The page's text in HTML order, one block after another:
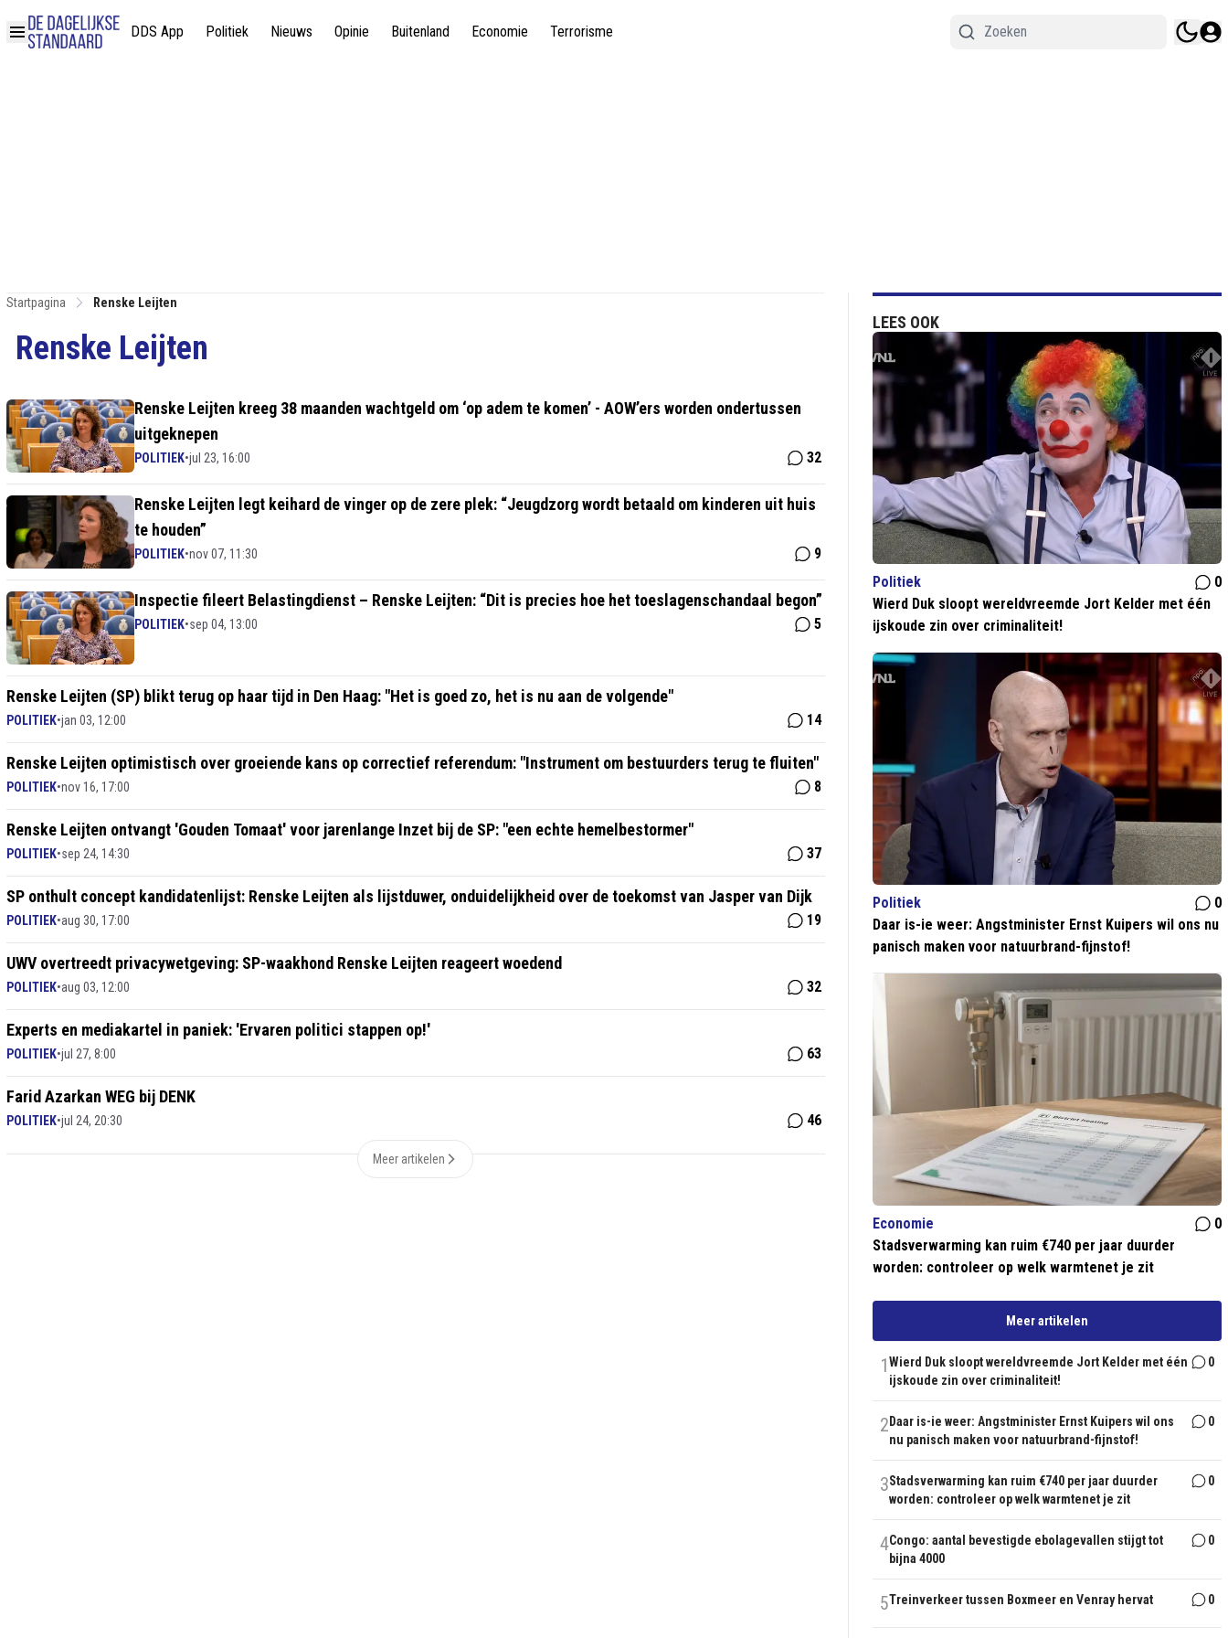
DDS App Politiek Nieuws Opinie Buitenland Economie Terrorisme
Startpagina Renske Leijten
Renske Leijten
Renske Leijten kreeg 38 maanden wachtgeld om ‘op adem te komen’ - AOW’ers worden ondertussen
uitgeknepen
POLITIEK•jul 23, 16:00 32
Renske Leijten legt keihard de vinger op de zere plek: “Jeugdzorg wordt betaald om kinderen uit huis
te houden”
POLITIEK•nov 07, 11:30 9
Inspectie fileert Belastingdienst – Renske Leijten: “Dit is precies hoe het toeslagenschandaal begon”
POLITIEK•sep 04, 13:00 5
Renske Leijten (SP) blikt terug op haar tijd in Den Haag: "Het is goed zo, het is nu aan de volgende"
POLITIEK•jan 03, 12:00 14
Renske Leijten optimistisch over groeiende kans op correctief referendum: "Instrument om bestuurders terug te fluiten"
POLITIEK•nov 16, 17:00 8
Renske Leijten ontvangt 'Gouden Tomaat' voor jarenlange Inzet bij de SP: "een echte hemelbestormer"
POLITIEK•sep 24, 14:30 37
SP onthult concept kandidatenlijst: Renske Leijten als lijstduwer, onduidelijkheid over de toekomst van Jasper van Dijk
POLITIEK•aug 30, 17:00 19
UWV overtreedt privacywetgeving: SP-waakhond Renske Leijten reageert woedend
POLITIEK•aug 03, 12:00 32
Experts en mediakartel in paniek: 'Ervaren politici stappen op!'
POLITIEK•jul 27, 8:00 63
Farid Azarkan WEG bij DENK
POLITIEK•jul 24, 20:30 46
Meer artikelen
LEES OOK
Politiek
0
Wierd Duk sloopt wereldvreemde Jort Kelder met één
ijskoude zin over criminaliteit!
Politiek
0
Daar is-ie weer: Angstminister Ernst Kuipers wil ons nu
panisch maken voor natuurbrand-fijnstof!
Economie
0
Stadsverwarming kan ruim €740 per jaar duurder
worden: controleer op welk warmtenet je zit
Meer artikelen
1Wierd Duk sloopt wereldvreemde Jort Kelder met één
ijskoude zin over criminaliteit!
0
2 Daar is-ie weer: Angstminister Ernst Kuipers wil ons
nu panisch maken voor natuurbrand-fijnstof!
0
3Stadsverwarming kan ruim €740 per jaar duurder
worden: controleer op welk warmtenet je zit
0
4Congo: aantal bevestigde ebolagevallen stijgt tot
bijna 4000
0
5Treinverkeer tussen Boxmeer en Venray hervat 0